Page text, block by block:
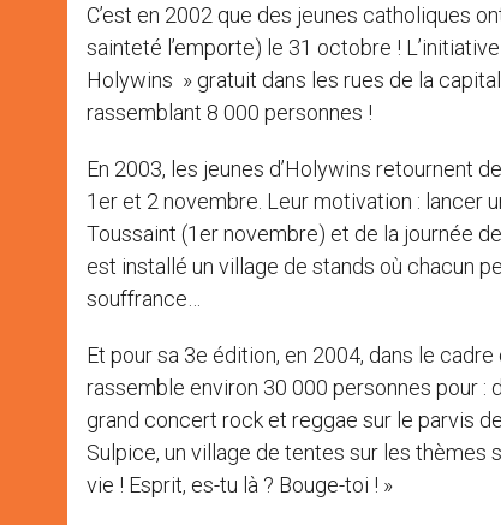
C’est en 2002 que des jeunes catholiques
sainteté l’emporte) le 31 octobre !
Holywins » gratuit dans les rues de la
rassemblant 8 000 personnes !
En 2003, les jeunes d’Holywins retournent
1er et 2 novembre. Leur motivation : lancer
Toussaint (1er novembre) et de la journée
est installé un village de stands où chacun
souffrance…
Et pour sa 3e édition, en 2004, dans le
rassemble environ 30 000 personnes pour :
grand concert rock et reggae sur le parvis
Sulpice, un village de tentes sur les thèmes
vie ! Esprit, es-tu là ? Bouge-toi ! »